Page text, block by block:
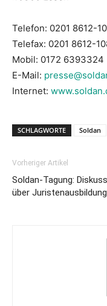
Telefon: 0201 8612-
Telefax: 0201 8612-
Mobil: 0172 6393324
E-Mail:
Internet:
SCHLAGWORTE Soldan
Vorheriger Artikel
Soldan-Tagung:
über Juristenausbildung